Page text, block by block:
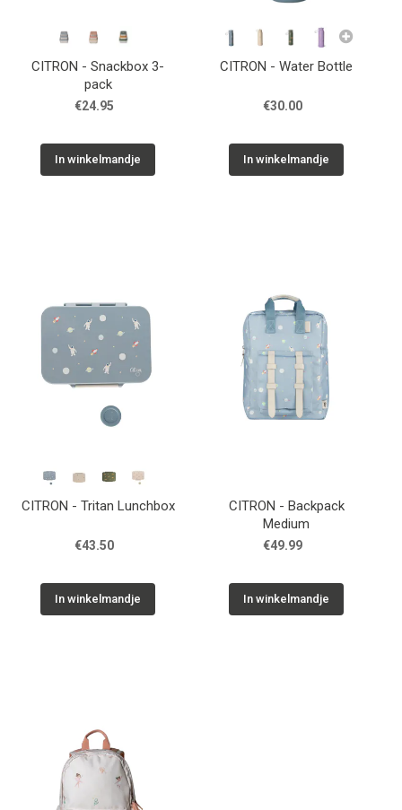
CITRON - Snackbox 3-
pack
€24.95
In winkelmandje
CITRON - Water Bottle
€30.00
In winkelmandje
CITRON - Tritan Lunchbox
€43.50
In winkelmandje
CITRON - Backpack
Medium
€49.99
In winkelmandje